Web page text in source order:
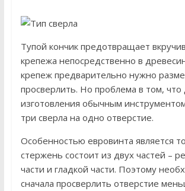
Тупой кончик предотвращает
крепежа непосредственно в
крепеж предварительно нужно
просверлить. Но проблема в том, что
изготовления обычным
три сверла на одно отверстие.
Особенностью евровинта является
стержень состоит из двух частей –
части и гладкой части. Поэтому
сначала просверлить отверстие